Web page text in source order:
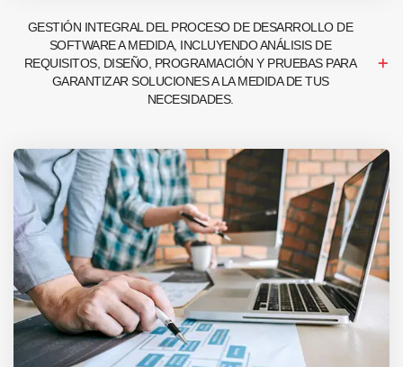
GESTIÓN INTEGRAL DEL PROCESO DE DESARROLLO DE
SOFTWARE A MEDIDA, INCLUYENDO ANÁLISIS DE
REQUISITOS, DISEÑO, PROGRAMACIÓN Y PRUEBAS PARA
GARANTIZAR SOLUCIONES A LA MEDIDA DE TUS
NECESIDADES.